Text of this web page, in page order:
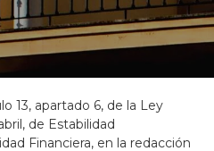
13, apartado 6, de la Ley
de Estabilidad
Financiera, en la redacción